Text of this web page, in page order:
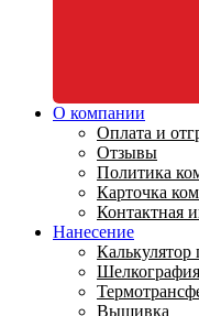
О компании
Оплата и
Отзывы
Политика
Карточка
Контактная
Нанесение
Калькулятор
Шелкография
Вышивка